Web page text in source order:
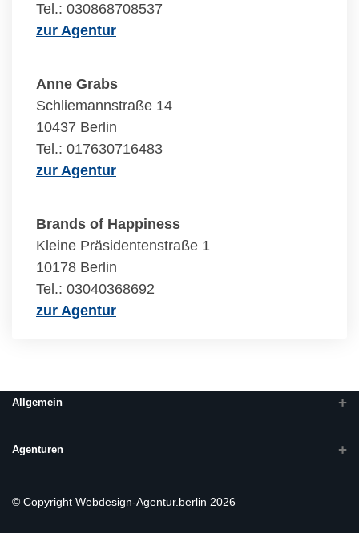
Tel.: 030868708537
zur Agentur
Anne Grabs
Schliemannstraße 14
10437 Berlin
Tel.: 017630716483
zur Agentur
Brands of Happiness
Kleine Präsidentenstraße 1
10178 Berlin
Tel.: 03040368692
zur Agentur
Allgemein
Agenturen
© Copyright Webdesign-Agentur.berlin 2026